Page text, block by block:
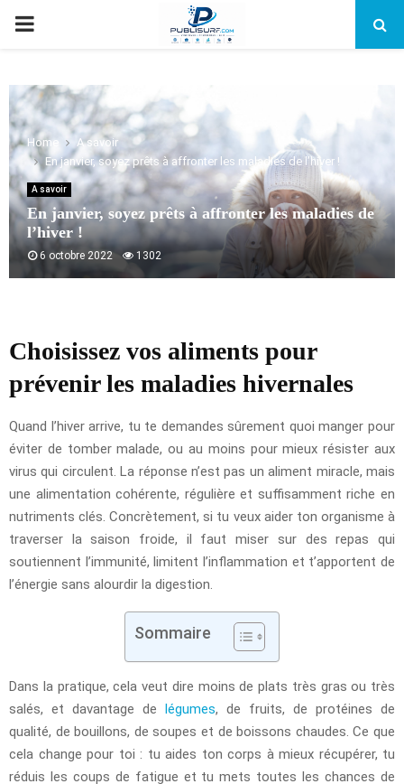
PRIMARY
Home
A savoir
En janvier, soyez prêts à affronter les maladies de l’hiver !
A savoir
En janvier, soyez prêts à affronter les maladies de
l’hiver !
6 octobre 2022 1302
Choisissez vos aliments pour
prévenir les maladies hivernales
Quand l’hiver arrive, tu te demandes sûrement quoi manger pour
éviter de tomber malade, ou au moins pour mieux résister aux
virus qui circulent. La réponse n’est pas un aliment miracle, mais
une alimentation cohérente, régulière et suffisamment riche en
nutriments clés. Concrètement, si tu veux aider ton organisme à
traverser la saison froide, il faut miser sur des repas qui
soutiennent l’immunité, limitent l’inflammation et t’apportent de
l’énergie sans alourdir la digestion.
Sommaire
Dans la pratique, cela veut dire moins de plats très gras ou très
salés, et davantage de légumes, de fruits, de protéines de
qualité, de bouillons, de soupes et de boissons chaudes. Ce que
cela change pour toi : tu aides ton corps à mieux récupérer, tu
réduis les coups de fatigue et tu mets toutes les chances de